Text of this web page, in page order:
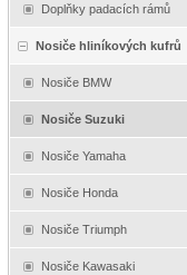
Doplňky padacích rámů
Nosiče hliníkových kufrů
Nosiče BMW
Nosiče Suzuki
Nosiče Yamaha
Nosiče Honda
Nosiče Triumph
Nosiče Kawasaki